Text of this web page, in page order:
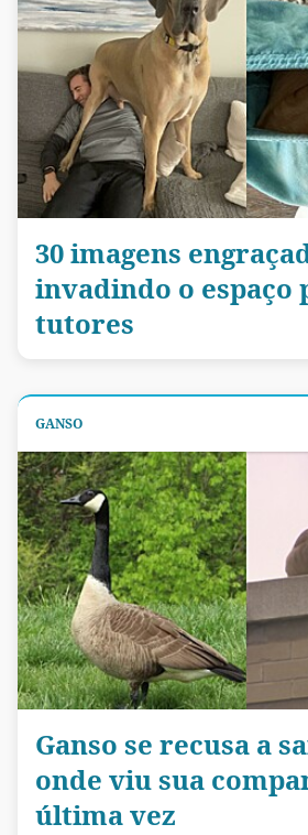
30 imagens
invadindo o espaço
tutores
GANSO
Ganso se recusa a
onde viu sua
última vez